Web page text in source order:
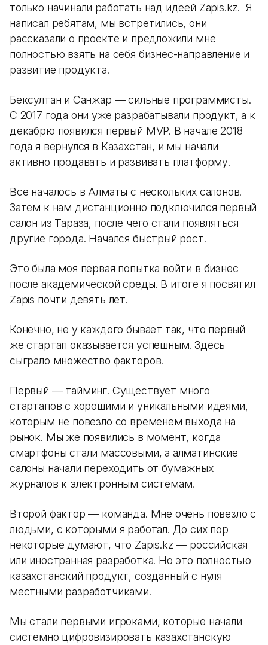
только начинали работать над идеей Zapis.kz. Я
написал ребятам, мы встретились, они
рассказали о проекте и предложили мне
полностью взять на себя бизнес-направление и
развитие продукта.
Бексултан и Санжар — сильные программисты.
С 2017 года они уже разрабатывали продукт, а к
декабрю появился первый MVP. В начале 2018
года я вернулся в Казахстан, и мы начали
активно продавать и развивать платформу.
Все началось в Алматы с нескольких салонов.
Затем к нам дистанционно подключился первый
салон из Тараза, после чего стали появляться
другие города. Начался быстрый рост.
Это была моя первая попытка войти в бизнес
после академической среды. В итоге я посвятил
Zapis почти девять лет.
Конечно, не у каждого бывает так, что первый
же стартап оказывается успешным. Здесь
сыграло множество факторов.
Первый — тайминг. Существует много
стартапов с хорошими и уникальными идеями,
которым не повезло со временем выхода на
рынок. Мы же появились в момент, когда
смартфоны стали массовыми, а алматинские
салоны начали переходить от бумажных
журналов к электронным системам.
Второй фактор — команда. Мне очень повезло с
людьми, с которыми я работал. До сих пор
некоторые думают, что Zapis.kz — российская
или иностранная разработка. Но это полностью
казахстанский продукт, созданный с нуля
местными разработчиками.
Мы стали первыми игроками, которые начали
системно цифровизировать казахстанскую